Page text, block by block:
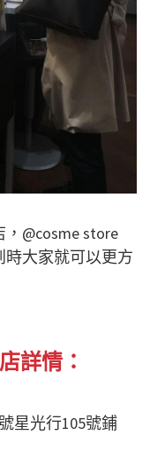
@cosme store
大家就可以更方
詳情：
星光行105號鋪